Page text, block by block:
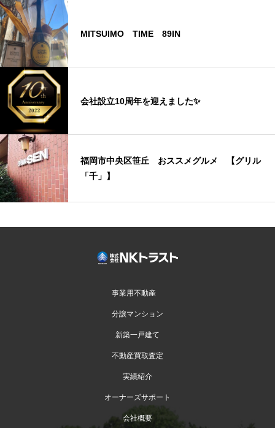
MITSUIMO TIME 89IN
会社設立10周年を迎えました✨
福岡市中央区笹丘 おススメグルメ 【グリル
「千」】
事業用不動産
分譲マンション
新築一戸建て
不動産買取査定
実績紹介
オーナーズサポート
会社概要